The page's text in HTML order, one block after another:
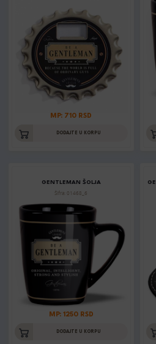
MP: 710 RSD
DODAJTE U KORPU
GENTLEMAN ŠOLJA
Šifra: 01468_6
MP: 1250 RSD
DODAJTE U KORPU